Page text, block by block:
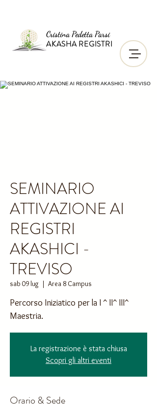
Cristina Pedetta Parsi
AKASHA REGISTRI
SEMINARIO
ATTIVAZIONE AI
REGISTRI
AKASHICI -
TREVISO
sab 09 lug
  |
Area 8 Campus
Percorso Iniziatico per la I ^ II^ III^
La registrazione è stata chiusa
Scopri gli altri eventi
Orario & Sede